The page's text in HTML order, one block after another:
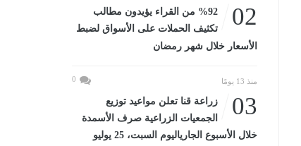
02
%92 من القراء يؤيدون مطالب
تكثيف الحملات على الأسواق لضبط
الأسعار خلال شهر رمضان
منذ 13 يومًا 0
03
زراعة قنا تعلن مواعيد توزيع
الجمعيات الزراعية صرف الأسمدة
خلال الأسبوع الجارياليوم السبت، 25 يوليو